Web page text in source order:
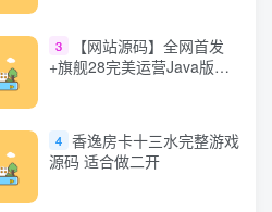
香逸房卡十三水完整游戏源码 适合做二开
3
【网站源码】全网首发
+旗舰28完美运营Java版高
4 香逸房卡十三水完整游戏
源码 适合做二开